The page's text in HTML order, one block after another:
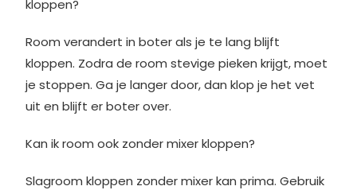
kloppen?
Room verandert in boter als je te lang blijft
kloppen. Zodra de room stevige pieken krijgt, moet
je stoppen. Ga je langer door, dan klop je het vet
uit en blijft er boter over.
Kan ik room ook zonder mixer kloppen?
Slagroom kloppen zonder mixer kan prima. Gebruik